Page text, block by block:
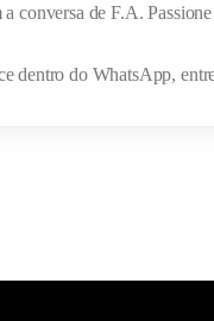
a conversa deF.A.
dentro do WhatsApp,